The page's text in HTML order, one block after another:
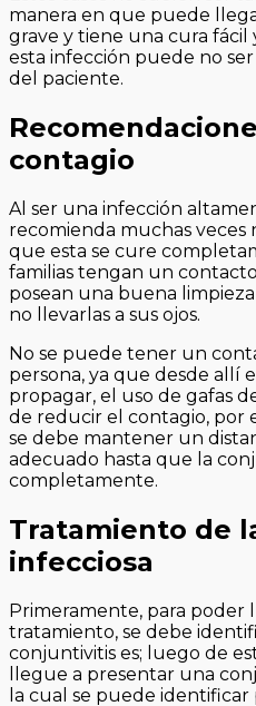
manera en que puede
grave y tiene una cura fácil
esta infección puede no ser
del paciente.
contagio
Al ser una infección
recomienda muchas veces
que esta se cure
familias tengan un
posean una buena
no llevarlas a sus ojos.
No se puede tener un
persona, ya que desde allí
propagar, el uso de gafas
de reducir el contagio, por
se debe mantener un
adecuado hasta que la
completamente.
Tratamiento de
infecciosa
Primeramente, para poder
tratamiento, se debe
conjuntivitis es; luego de
llegue a presentar una
la cual se puede identificar